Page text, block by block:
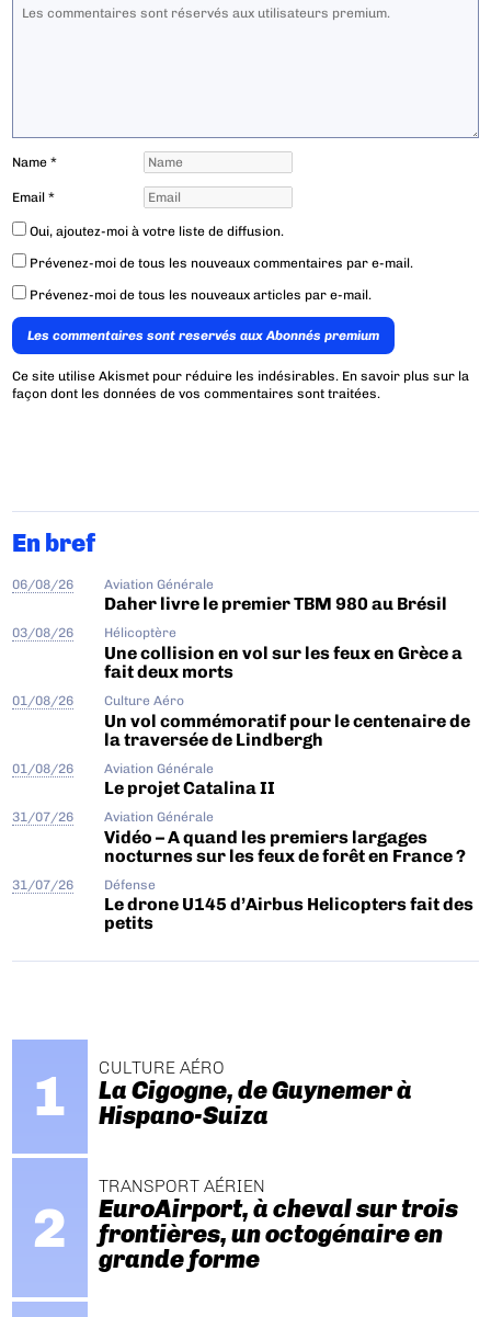
Name*
Email*
Oui, ajoutez-moi à votre liste de diffusion.
Prévenez-moi de tous les nouveaux commentaires par e-mail.
Prévenez-moi de tous les nouveaux articles par e-mail.
Les commentaires sont reservés aux Abonnés premium
Ce site utilise Akismet pour réduire les indésirables. En savoir plus sur la
façon dont les données de vos commentaires sont traitées.
En bref
06/08/26 Aviation Générale
Daher livre le premier TBM 980 au Brésil
03/08/26 Hélicoptère
Une collision en vol sur les feux en Grèce a
fait deux morts
01/08/26 Culture Aéro
Un vol commémoratif pour le centenaire de
la traversée de Lindbergh
01/08/26 Aviation Générale
Le projet Catalina II
31/07/26 Aviation Générale
Vidéo – A quand les premiers largages
nocturnes sur les feux de forêt en France ?
31/07/26 Défense
Le drone U145 d’Airbus Helicopters fait des
petits
CULTURE AÉRO
La Cigogne, de Guynemer à
Hispano-Suiza
TRANSPORT AÉRIEN
EuroAirport, à cheval sur trois
frontières, un octogénaire en
grande forme